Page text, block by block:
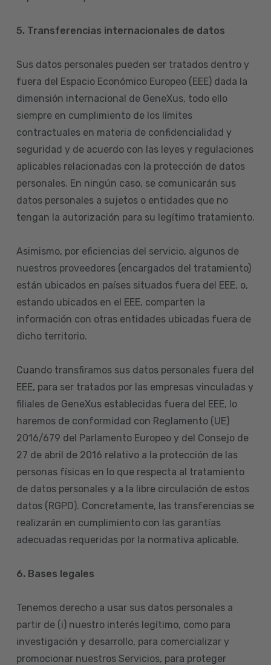
5. Transferencias internacionales de datos
Sus datos personales pueden ser tratados dentro y
fuera del Espacio Económico Europeo (EEE) dada la
dimensión internacional de GeneXus, todo ello
siempre en cumplimiento de los límites
contractuales en materia de confidencialidad y
seguridad y de acuerdo con las leyes y regulaciones
aplicables relacionadas con la protección de datos
personales. En ningún caso, se comunicarán sus
datos personales a sujetos o entidades que no
tengan la autorización para su legítimo tratamiento.
Asimismo, por eficiencias del servicio, algunos de
nuestros proveedores (encargados del tratamiento)
están ubicados en países situados fuera del EEE, o,
estando ubicados en el EEE, comparten la
información con otras entidades ubicadas fuera de
dicho territorio.
Cuando transfiramos sus datos personales fuera del
EEE, para ser tratados por las empresas vinculadas y
filiales de GeneXus establecidas fuera del EEE, lo
haremos de conformidad con Reglamento (UE)
2016/679 del Parlamento Europeo y del Consejo de
27 de abril de 2016 relativo a la protección de las
personas físicas en lo que respecta al tratamiento
de datos personales y a la libre circulación de estos
datos (RGPD). Concretamente, las transferencias se
realizarán en cumplimiento con las garantías
adecuadas requeridas por la normativa aplicable.
6. Bases legales
Tenemos derecho a usar sus datos personales a
partir de (i) nuestro interés legítimo, como para
investigación y desarrollo, para comercializar y
promocionar nuestros Servicios, para proteger